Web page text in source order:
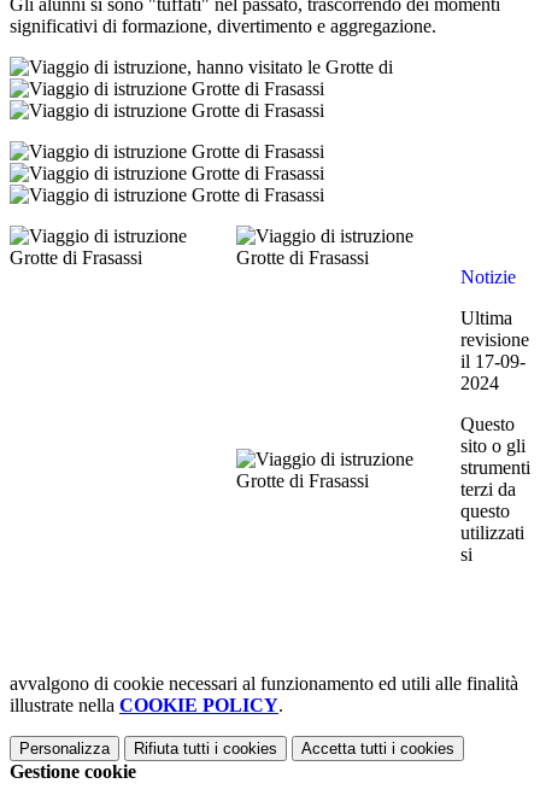
Gli alunni si sono "tuffati" nel passato, trascorrendo dei momenti
significativi di formazione, divertimento e aggregazione.
Notizie
Ultima
revisione
il 17-09-
2024
Questo
sito o gli
strumenti
terzi da
questo
utilizzati
si
avvalgono di cookie necessari al funzionamento ed utili alle finalità
illustrate nella COOKIE POLICY.
Personalizza Rifiuta tutti i cookies Accetta tutti i cookies
Gestione cookie